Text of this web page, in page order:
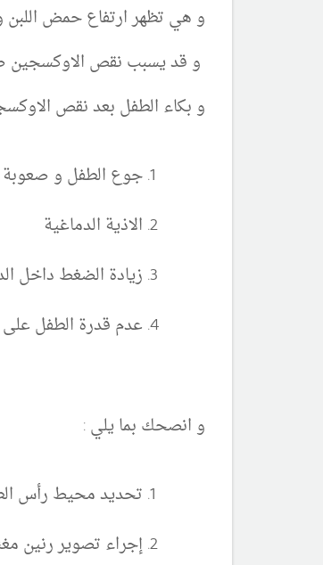
و هي تظهر ارتفاع حمض
و قد يسبب نقص الاوكسجين
و بكاء الطفل بعد نقص
جوع الطفل و صعوبة
الاذية الدماغية
زيادة الضغط داخل
عدم قدرة الطفل على
و انصحك بما يلي :
تحديد محيط رأس
إجراء تصوير رنين